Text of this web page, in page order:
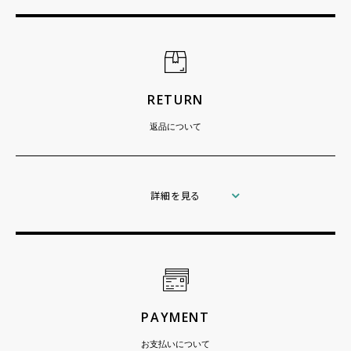
RETURN
返品について
詳細を見る
PAYMENT
お支払いについて